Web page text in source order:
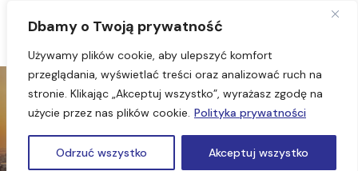
Dbamy o Twoją prywatność
Używamy plików cookie, aby ulepszyć komfort
przeglądania, wyświetlać treści oraz analizować ruch na
stronie. Klikając „Akceptuj wszystko”, wyrażasz zgodę na
użycie przez nas plików cookie. Polityka prywatności
Odrzuć wszystko Akceptuj wszystko
London